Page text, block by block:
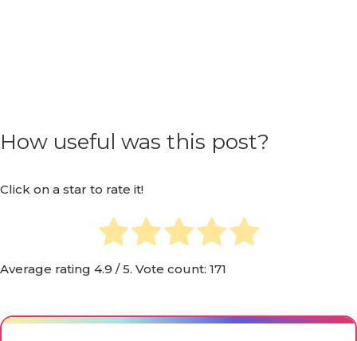
How useful was this post?
Click on a star to rate it!
Average rating 4.9 / 5. Vote count: 171